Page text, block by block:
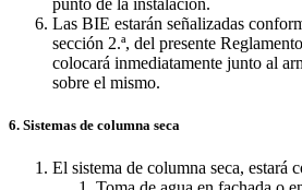
Las BIE estarán señalizadas
sección 2.ª, del presente
colocará inmediatamente junto al
sobre el mismo.
6. Sistemas de columna seca
El sistema de columna seca, estará